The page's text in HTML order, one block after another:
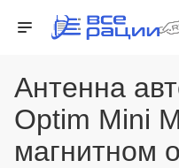
Антенна
Optim Mini
магнитном